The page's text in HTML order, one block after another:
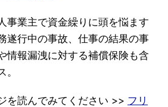
事業主で資金繰りに頭を悩ます
遂行中の事故、仕事の結果の事
情報漏洩に対する補償保険も含
を読んでみてください >> フリ